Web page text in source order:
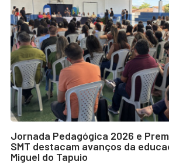
Jornada Pedagógica 2026 e
SMT destacam avanços da
Miguel do Tapuio